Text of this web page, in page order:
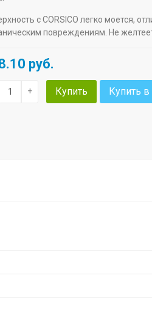
с CORSICO легко моется,
повреждениям. Не
руб.
+ Купить Купить